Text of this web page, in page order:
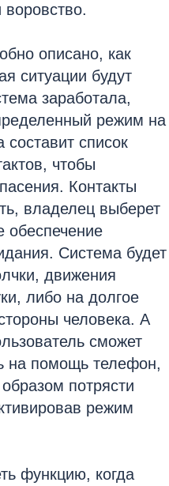
воровство.
описано, как
ситуации будут
заработала,
режим на
список
чтобы
Контакты
владелец выберет
обеспечение
Система будет
движения
либо на долгое
человека. А
сможет
на помощь телефон,
потрясти
режим
функцию, когда